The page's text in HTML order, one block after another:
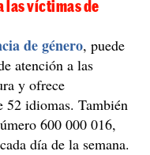
las víctimas de
de género, puede
atención a las
y ofrece
52 idiomas. También
600 000 016,
día de la semana.